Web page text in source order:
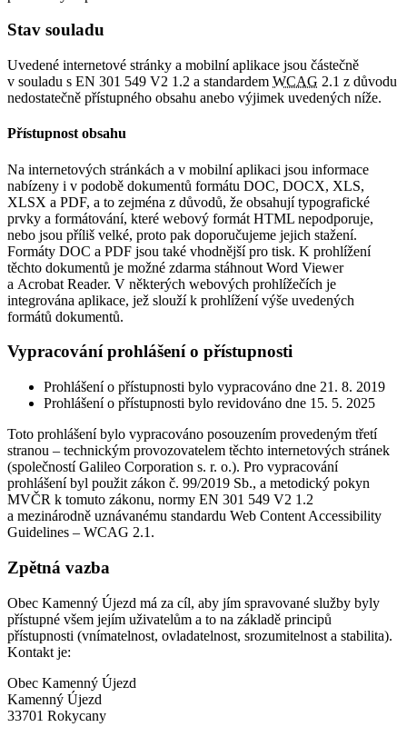
Stav souladu
Uvedené internetové stránky a mobilní aplikace jsou částečně
v souladu s EN 301 549 V2 1.2 a standardem WCAG 2.1 z důvodu
nedostatečně přístupného obsahu anebo výjimek uvedených níže.
Přístupnost obsahu
Na internetových stránkách a v mobilní aplikaci jsou informace
nabízeny i v podobě dokumentů formátu DOC, DOCX, XLS,
XLSX a PDF, a to zejména z důvodů, že obsahují typografické
prvky a formátování, které webový formát HTML nepodporuje,
nebo jsou příliš velké, proto pak doporučujeme jejich stažení.
Formáty DOC a PDF jsou také vhodnější pro tisk. K prohlížení
těchto dokumentů je možné zdarma stáhnout Word Viewer
a Acrobat Reader. V některých webových prohlížečích je
integrována aplikace, jež slouží k prohlížení výše uvedených
formátů dokumentů.
Vypracování prohlášení o přístupnosti
Prohlášení o přístupnosti bylo vypracováno dne 21. 8. 2019
Prohlášení o přístupnosti bylo revidováno dne 15. 5. 2025
Toto prohlášení bylo vypracováno posouzením provedeným třetí
stranou – technickým provozovatelem těchto internetových stránek
(společností Galileo Corporation s. r. o.). Pro vypracování
prohlášení byl použit zákon č. 99/2019 Sb., a metodický pokyn
MVČR k tomuto zákonu, normy EN 301 549 V2 1.2
a mezinárodně uznávanému standardu Web Content Accessibility
Guidelines – WCAG 2.1.
Zpětná vazba
Obec Kamenný Újezd má za cíl, aby jím spravované služby byly
přístupné všem jejím uživatelům a to na základě principů
přístupnosti (vnímatelnost, ovladatelnost, srozumitelnost a stabilita).
Kontakt je:
Obec Kamenný Újezd
Kamenný Újezd
33701 Rokycany